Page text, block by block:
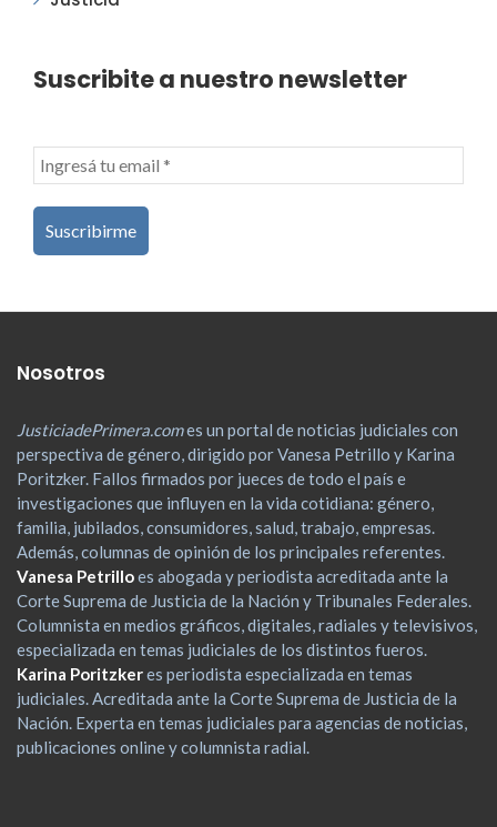
Suscribite a nuestro newsletter
Nosotros
JusticiadePrimera.comes un portal de noticias judiciales con
perspectiva de género, dirigido por Vanesa Petrillo y Karina
Poritzker. Fallos firmados por jueces de todo el país e
investigaciones que influyen en la vida cotidiana: género,
familia, jubilados, consumidores, salud, trabajo, empresas.
Además, columnas de opinión de los principales referentes.
Vanesa Petrilloes abogada y periodista acreditada ante la
Corte Suprema de Justicia de la Nación y Tribunales Federales.
Columnista en medios gráficos, digitales, radiales y televisivos,
especializada en temas judiciales de los distintos fueros.
Karina Poritzkeres periodista especializada en temas
judiciales. Acreditada ante la Corte Suprema de Justicia de la
Nación. Experta en temas judiciales para agencias de noticias,
publicaciones online y columnista radial.